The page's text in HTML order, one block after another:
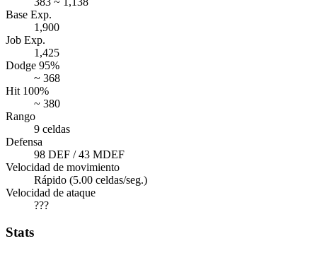
Base Exp.
1,900
Job Exp.
1,425
Dodge 95%
~ 368
Hit 100%
~ 380
Rango
9 celdas
Defensa
98 DEF / 43 MDEF
Velocidad de movimiento
Rápido (5.00 celdas/seg.)
Velocidad de ataque
???
Stats